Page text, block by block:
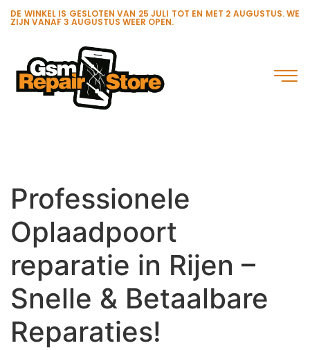
DE WINKEL IS GESLOTEN VAN 25 JULI TOT EN MET 2 AUGUSTUS. WE
ZIJN VANAF 3 AUGUSTUS WEER OPEN.
Professionele
Oplaadpoort
reparatie in Rijen –
Snelle & Betaalbare
Reparaties!